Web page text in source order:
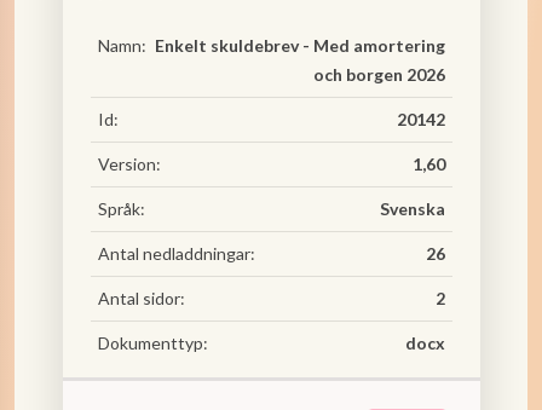
Namn: Enkelt skuldebrev - Med amortering
och borgen 2026
Id: 20142
Version: 1,60
Språk: Svenska
Antal nedladdningar: 26
Antal sidor: 2
Dokumenttyp: docx